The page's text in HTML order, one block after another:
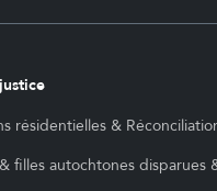
résidentielles &
filles autochtones disparues